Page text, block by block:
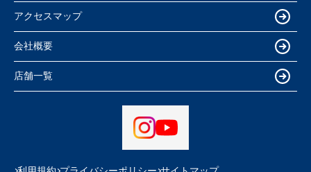
アクセスマップ
会社概要
店舗一覧